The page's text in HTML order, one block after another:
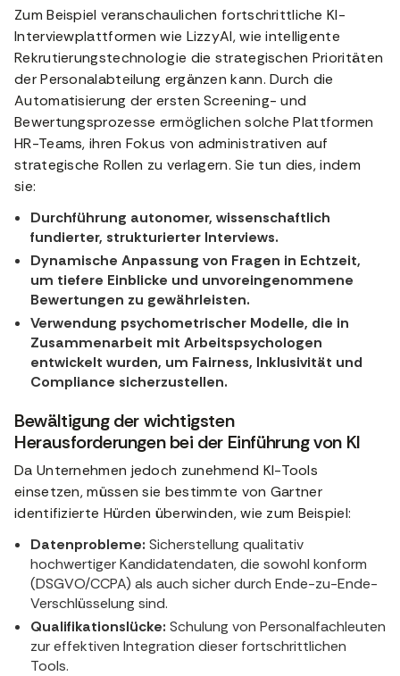
Zum Beispiel veranschaulichen fortschrittliche KI-
Interviewplattformen wie LizzyAI, wie intelligente
Rekrutierungstechnologie die strategischen Prioritäten
der Personalabteilung ergänzen kann. Durch die
Automatisierung der ersten Screening- und
Bewertungsprozesse ermöglichen solche Plattformen
HR-Teams, ihren Fokus von administrativen auf
strategische Rollen zu verlagern. Sie tun dies, indem
sie:
Durchführung autonomer, wissenschaftlich
fundierter, strukturierter Interviews.
Dynamische Anpassung von Fragen in Echtzeit,
um tiefere Einblicke und unvoreingenommene
Bewertungen zu gewährleisten.
Verwendung psychometrischer Modelle, die in
Zusammenarbeit mit Arbeitspsychologen
entwickelt wurden, um Fairness, Inklusivität und
Compliance sicherzustellen.
Bewältigung der wichtigsten
Herausforderungen bei der Einführung von KI
Da Unternehmen jedoch zunehmend KI-Tools
einsetzen, müssen sie bestimmte von Gartner
identifizierte Hürden überwinden, wie zum Beispiel:
Datenprobleme: Sicherstellung qualitativ
hochwertiger Kandidatendaten, die sowohl konform
(DSGVO/CCPA) als auch sicher durch Ende-zu-Ende-
Verschlüsselung sind.
Qualifikationslücke: Schulung von Personalfachleuten
zur effektiven Integration dieser fortschrittlichen
Tools.